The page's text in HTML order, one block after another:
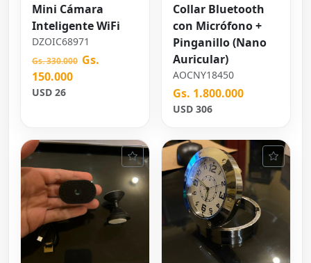
Mini Cámara
Inteligente WiFi
DZOIC68971
Gs. 330.000 Gs.
150.000
USD 26
Collar Bluetooth
con Micrófono +
Pinganillo (Nano
Auricular)
AOCNY18450
Gs. 1.800.000
USD 306